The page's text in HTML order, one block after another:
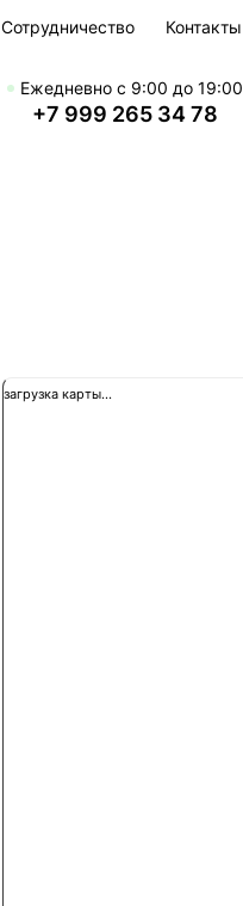
Сотрудничество Контакты
Ежедневно с 9:00 до 19:00
+7 999 265 34 78
загрузка карты...